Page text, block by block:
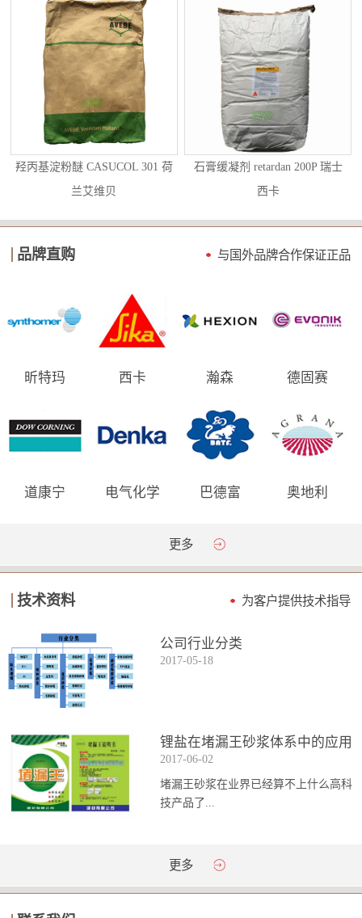
羟丙基淀粉醚 CASUCOL 301 荷
兰艾维贝
石膏缓凝剂 retardan 200P 瑞士
西卡
品牌直购 与国外品牌合作保证正品
昕特玛 西卡 瀚森 德固赛
道康宁 电气化学 巴德富 奥地利
更多
技术资料 为客户提供技术指导
公司行业分类
2017-05-18
锂盐在堵漏王砂浆体系中的应用
2017-06-02
堵漏王砂浆在业界已经算不上什么高科
技产品了...
。简单来说它就是一种能够迅速凝固的
通砂浆的强...
更多